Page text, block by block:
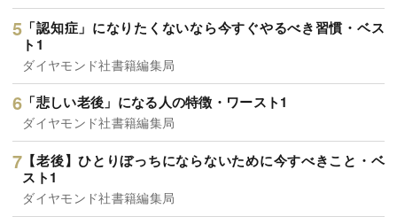
「認知症」になりたくないなら今すぐやるべき習慣・ベス
ト1
ダイヤモンド社書籍編集局
「悲しい老後」になる人の特徴・ワースト1
ダイヤモンド社書籍編集局
【老後】ひとりぼっちにならないために今すべきこと・ベ
スト1
ダイヤモンド社書籍編集局